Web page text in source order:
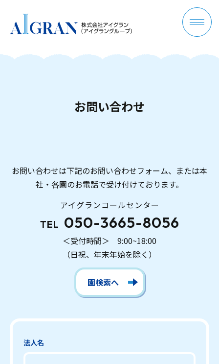
お問い合わせ
お問い合わせは下記のお問い合わせフォーム、または本
社・各園のお電話で受け付けております。
アイグランコールセンター
TEL 050-3665-8056
＜受付時間＞ 9:00~18:00
（日祝、年末年始を除く）
園検索へ
法人名